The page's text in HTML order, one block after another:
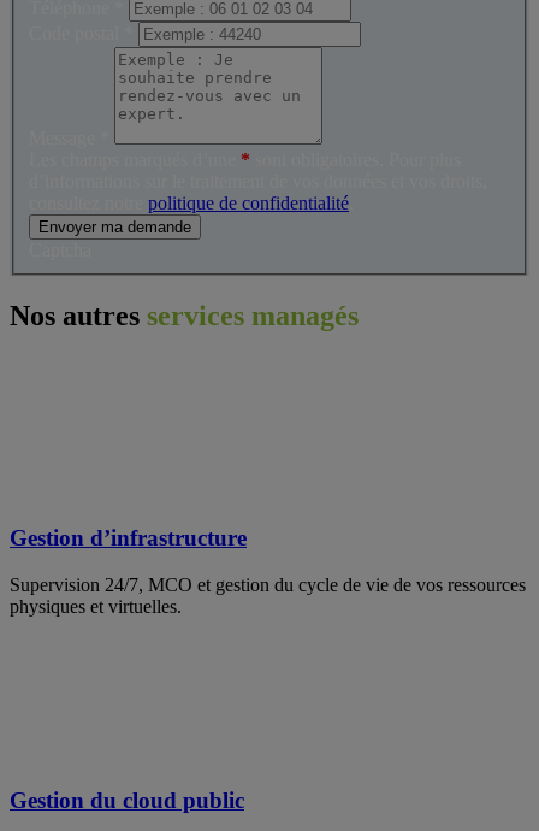
*
politique de confidentialité
Envoyer ma demande
Nos autres services managés
Gestion d’infrastructure
Supervision 24/7, MCO et gestion du cycle de vie de vos ressources
physiques et virtuelles.
Gestion du cloud public